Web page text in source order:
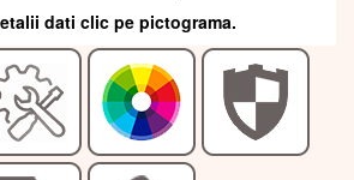
dati clic pe pictograma.